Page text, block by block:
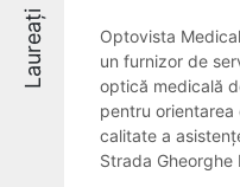
Laureați
Optovista
un furnizor de
optică medicală
pentru
calitate a
Strada Gheorghe